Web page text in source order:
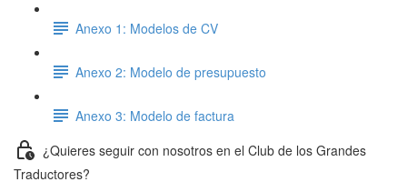
Anexo 1: Modelos de CV
Anexo 2: Modelo de presupuesto
Anexo 3: Modelo de factura
¿Quieres seguir con nosotros en el Club de los Grandes
Traductores?